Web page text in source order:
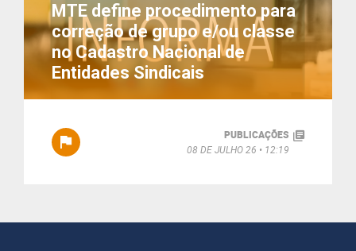
MTE define procedimento para
correção de grupo e/ou classe
no Cadastro Nacional de
Entidades Sindicais
PUBLICAÇÕES
08 DE JULHO 26
12:19